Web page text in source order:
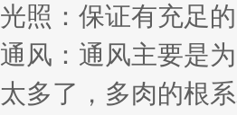
光照：保证有充足
通风：通风主要是
太多了，多肉的根系